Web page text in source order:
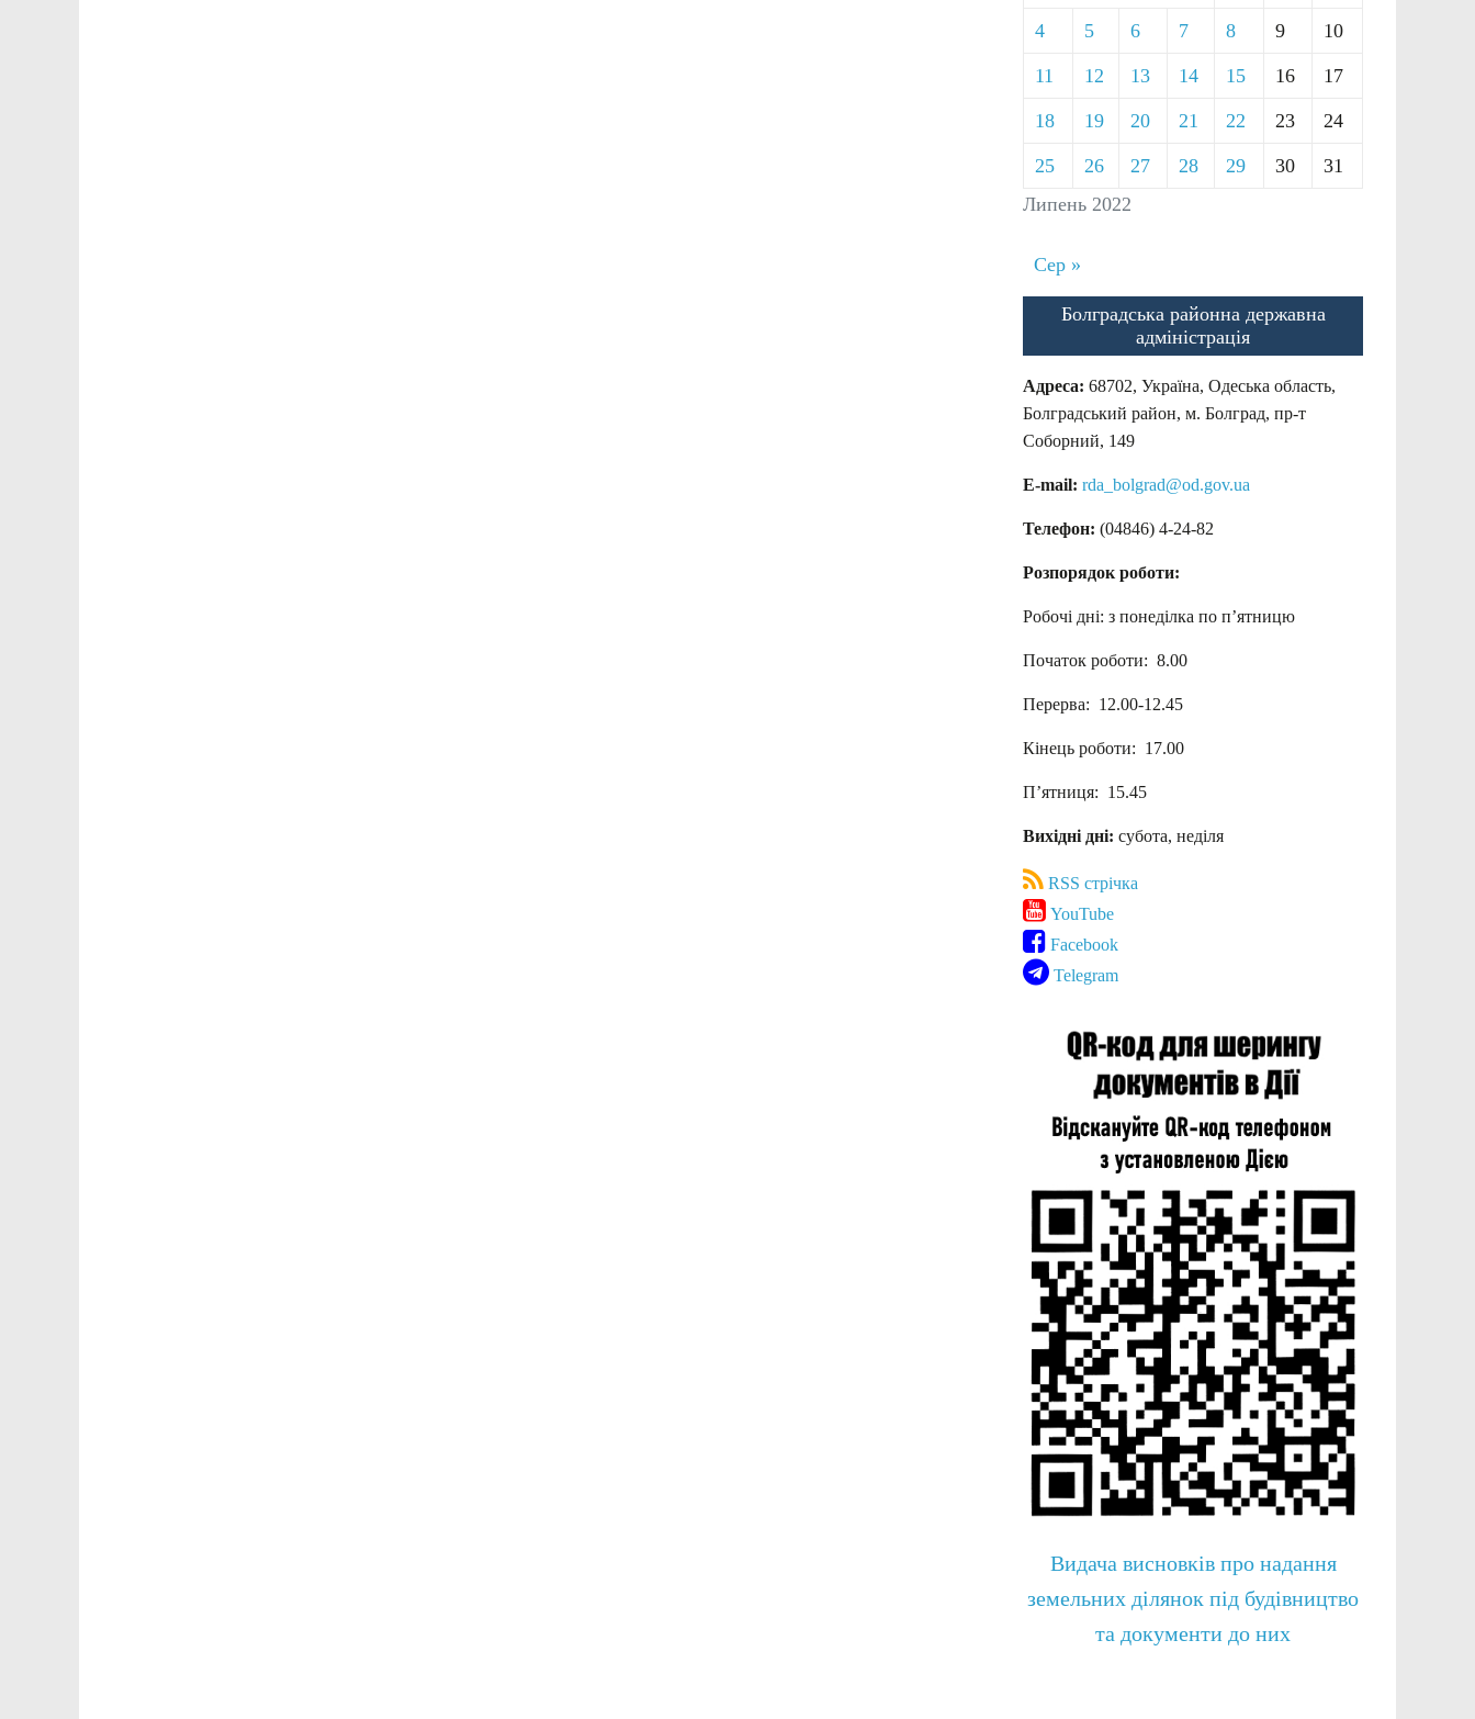
Липень 2022
4 5 6 7 8 9 10
11 12 13 14 15 16 17
18 19 20 21 22 23 24
25 26 27 28 29 30 31
Сер »
Болградська районна державна
адміністрація
Адреса: 68702, Україна, Одеська область,
Болградський район, м. Болград, пр-т
Соборний, 149
E-mail: rda_bolgrad@od.gov.ua
Телефон: (04846) 4-24-82
Розпорядок роботи:
Робочі дні: з понеділка по п’ятницю
Початок роботи: 8.00
Перерва: 12.00-12.45
Кінець роботи: 17.00
П’ятниця: 15.45
Вихідні дні: субота, неділя
RSS стрічка
YouTube
Facebook
Telegram
Видача висновків про надання
земельних ділянок під будівництво
та документи до них